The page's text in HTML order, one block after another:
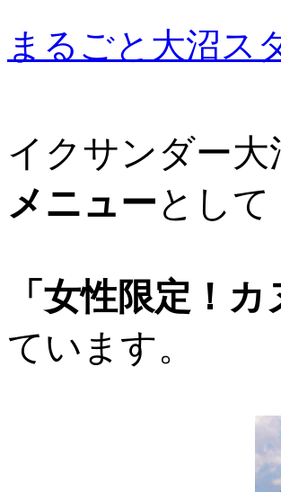
まるごと大沼ス
イクサンダー
メニューとして
「女性限定！
ています。